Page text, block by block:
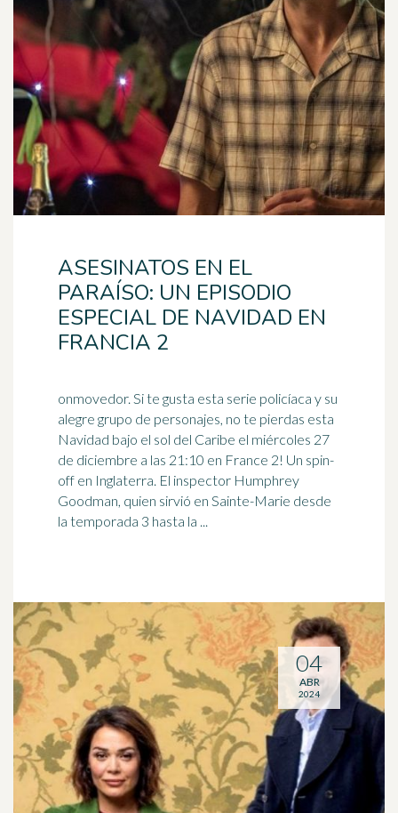
ASESINATOS EN EL
PARAÍSO: UN EPISODIO
ESPECIAL DE NAVIDAD EN
FRANCIA 2
onmovedor. Si te gusta esta serie policíaca y su
alegre grupo de personajes, no te pierdas esta
Navidad bajo el sol del Caribe el miércoles 27
de diciembre a las 21:10 en France 2! Un spin-
off en Inglaterra. El inspector Humphrey
Goodman, quien sirvió en Sainte-Marie desde
la temporada 3 hasta la ...
04
ABR
2024